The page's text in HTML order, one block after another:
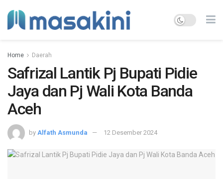
Home Daerah
Safrizal Lantik Pj Bupati Pidie
Jaya dan Pj Wali Kota Banda
Aceh
by Alfath Asmunda 12 Desember 2024